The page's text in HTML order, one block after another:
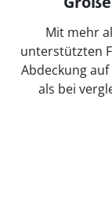
Mit mehr
unterstützten
Abdeckung
als bei